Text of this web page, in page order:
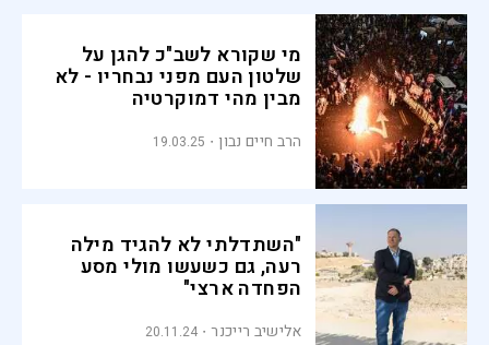
מי שקורא לשב"כ להגן על
שלטון העם מפני נבחריו - לא
מבין מהי דמוקרטיה
הרב חיים נבון 19.03.25
"השתדלתי לא להגיד מילה
רעה, גם כשעשו מולי מסע
הפחדה ארצי"
אלישיב רייכנר 20.11.24